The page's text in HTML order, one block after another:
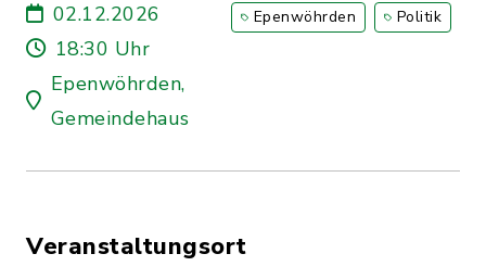
02.12.2026
18:30 Uhr
Epenwöhrden,
Gemeindehaus
Epenwöhrden Politik
Veranstaltungsort